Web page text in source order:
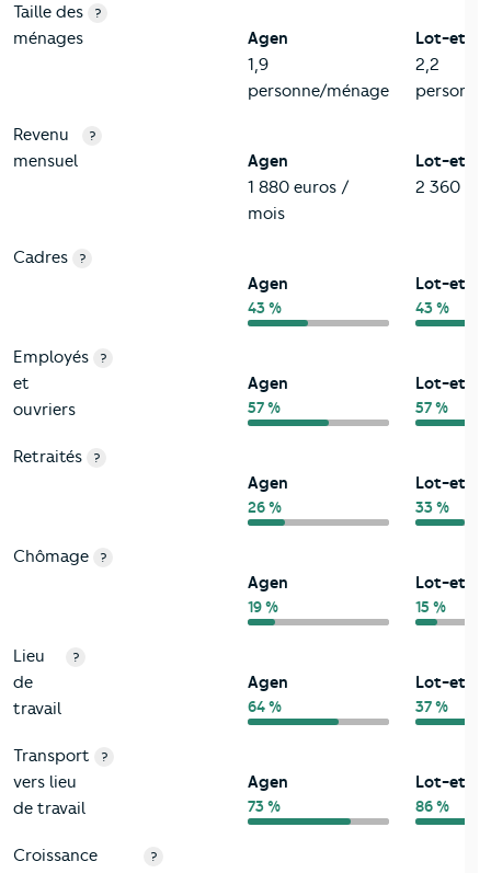
Taille des
ménages
?
Agen
1,9
personne/ménage
Lot-et-
2,2
Revenu
mensuel
?
Agen
1 880 euros /
mois
Lot-et-
2 360
Cadres ?
Agen
43 %
Lot-et-
43 %
Employés
et
ouvriers
?
Agen
57 %
Lot-et-
57 %
Retraités ?
Agen
26 %
Lot-et-
33 %
Chômage ?
Agen
19 %
Lot-et-
15 %
Lieu
de
travail
?
Agen
64 %
Lot-et-
37 %
Transport
vers lieu
de travail
?
Agen
73 %
Lot-et-
86 %
Croissance
?